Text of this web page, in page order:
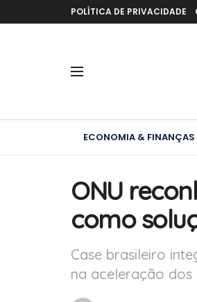
POLÍTICA DE PRIVACIDADE
ECONOMIA & FINANÇAS
ONU
como
Case brasileiro
na aceleração dos